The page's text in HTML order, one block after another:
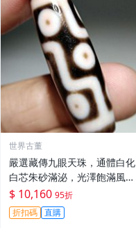
世界古董
嚴選藏傳九眼天珠，通體白化
白芯朱砂滿泌，光澤飽滿風化
佳，尺寸mm，手磨老料雕
琢，適合收藏古玉菩提 (九眼天
珠 佛珠 天然菩提)
$ 10,160 95折
折扣碼 直購